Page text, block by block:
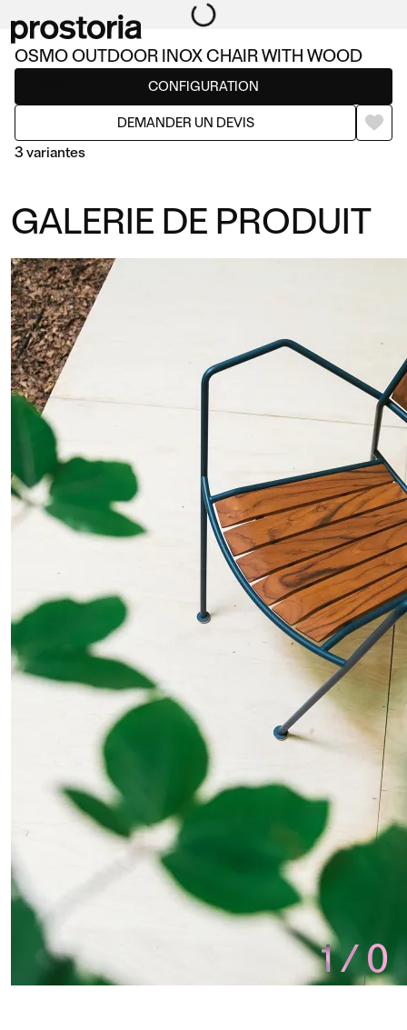
OSMO OUTDOOR INOX CHAIR WITH WOOD
CONFIGURATION
DEMANDER UN DEVIS
3 variantes
INOX CHAIR WITH WOOD
GALERIE DE PRODUIT
1/0